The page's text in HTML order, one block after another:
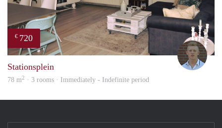
€ 720
Tom
Stationsplein
78 m2 · 3 rooms · Immediately - Indefinite period